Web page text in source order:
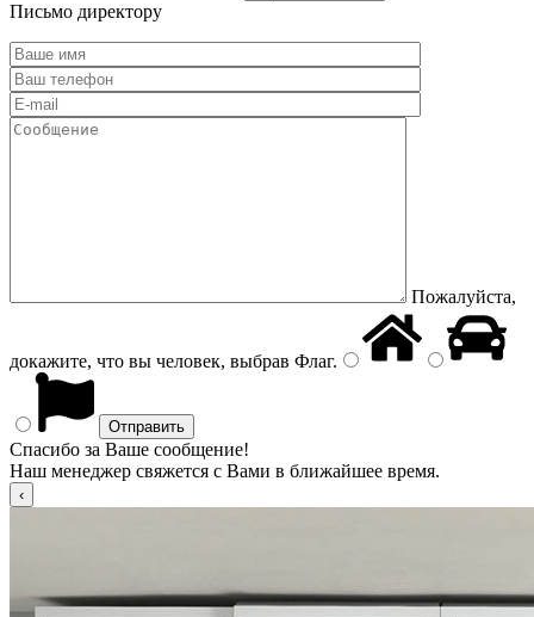
Письмо директору
Пожалуйста,
докажите, что вы человек, выбрав Флаг.
Спасибо за Ваше сообщение!
Наш менеджер свяжется с Вами в ближайшее время.